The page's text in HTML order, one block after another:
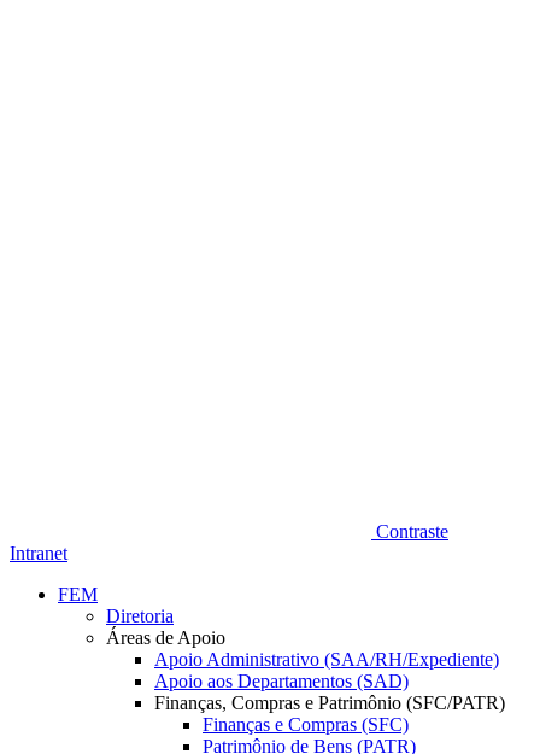
Contraste
Intranet
FEM
Diretoria
Áreas de Apoio
Apoio Administrativo (SAA/RH/Expediente)
Apoio aos Departamentos (SAD)
Finanças, Compras e Patrimônio (SFC/PATR)
Finanças e Compras (SFC)
Patrimônio de Bens (PATR)